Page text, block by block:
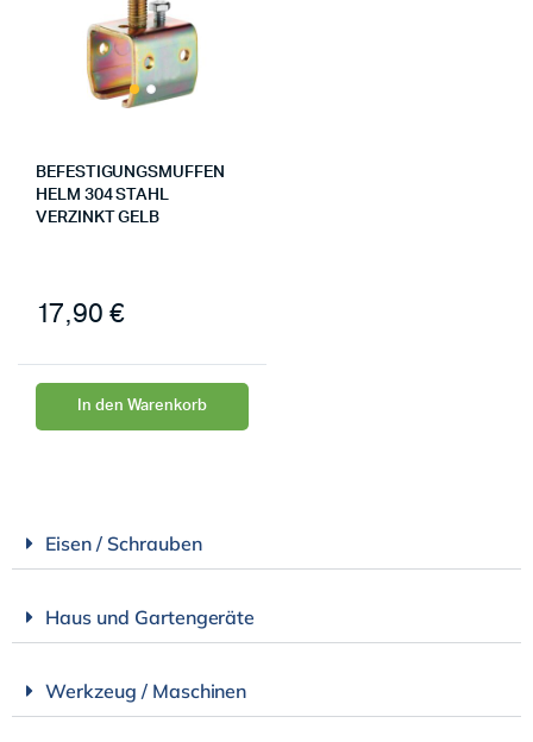
BEFESTIGUNGSMUFFEN
HELM 304 STAHL
VERZINKT GELB
17,90 €
In den Warenkorb
Eisen / Schrauben
Haus und Gartengeräte
Werkzeug / Maschinen